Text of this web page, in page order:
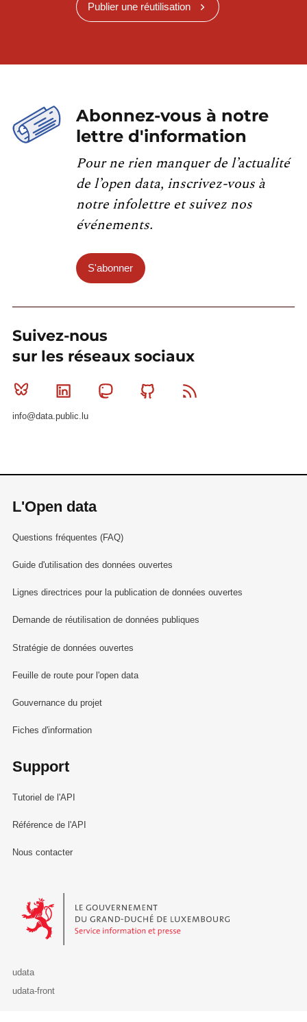
Publier une réutilisation
Abonnez-vous à notre
lettre d'information
Pour ne rien manquer de l’actualité
de l’open data, inscrivez-vous à
notre infolettre et suivez nos
événements.
S'abonner
Suivez-nous
sur les réseaux sociaux
Bluesky Linkedin MastodonGithub
info@data.public.lu
L'Open data
Questions fréquentes (FAQ)
Guide d'utilisation des données ouvertes
Lignes directrices pour la publication de données ouvertes
Demande de réutilisation de données publiques
Stratégie de données ouvertes
Feuille de route pour l'open data
Gouvernance du projet
Fiches d'information
Support
Tutoriel de l'API
Référence de l'API
Nous contacter
Le Gouvernement du Grand-Duché de Luxembourg - Service
udata
udata-front